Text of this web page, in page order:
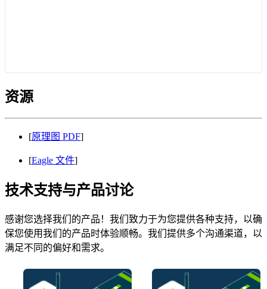
资源
[原理图 PDF]
[Eagle 文件]
技术支持与产品讨论
感谢您选择我们的产品！我们致力于为您提供各种支持，以确
保您使用我们的产品时体验顺畅。我们提供多个沟通渠道，以
满足不同的偏好和需求。